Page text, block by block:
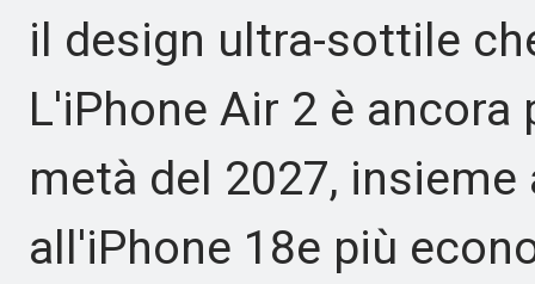
il design ultra-sottile
L'iPhone Air 2 è
metà del 2027,
all'iPhone 18e più